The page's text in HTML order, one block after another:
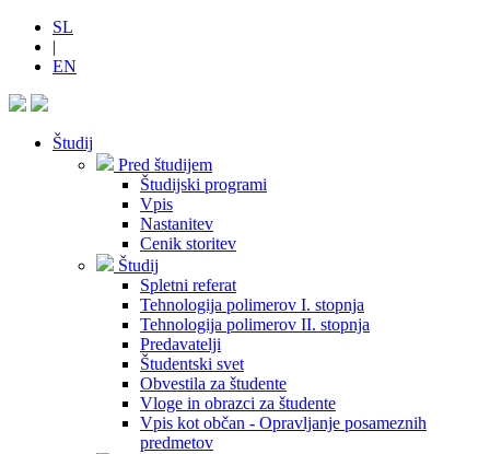
SL
|
EN
Študij
Pred študijem
Študijski programi
Vpis
Nastanitev
Cenik storitev
Študij
Spletni referat
Tehnologija polimerov I. stopnja
Tehnologija polimerov II. stopnja
Predavatelji
Študentski svet
Obvestila za študente
Vloge in obrazci za študente
Vpis kot občan - Opravljanje posameznih
predmetov